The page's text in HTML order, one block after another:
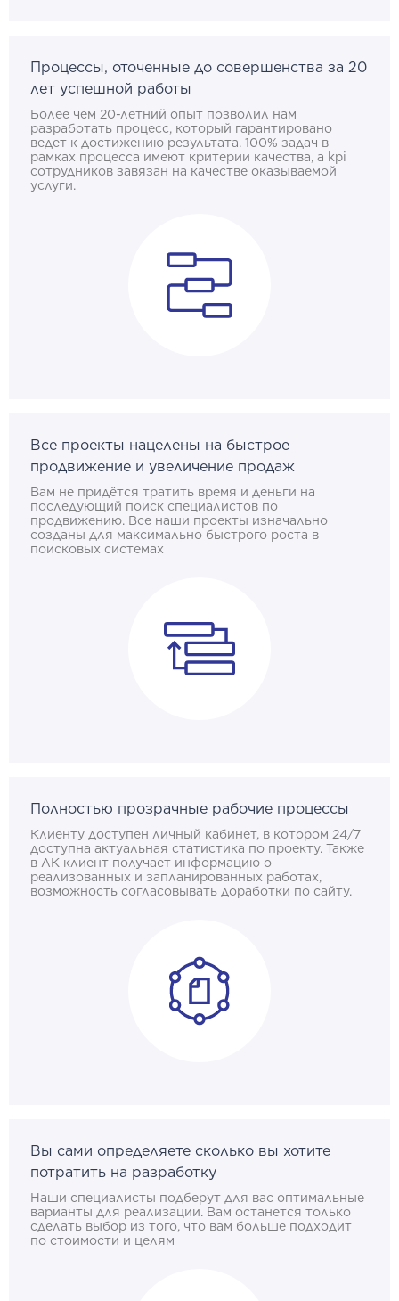
Процессы, оточенные до совершенства за 20
лет успешной работы
Более чем 20-летний опыт позволил нам
разработать процесс, который гарантировано
ведет к достижению результата. 100% задач в
рамках процесса имеют критерии качества, а kpi
сотрудников завязан на качестве оказываемой
услуги.
Все проекты нацелены на быстрое
продвижение и увеличение продаж
Вам не придётся тратить время и деньги на
последующий поиск специалистов по
продвижению. Все наши проекты изначально
созданы для максимально быстрого роста в
поисковых системах
Полностью прозрачные рабочие процессы
Клиенту доступен личный кабинет, в котором 24/7
доступна актуальная статистика по проекту. Также
в ЛК клиент получает информацию о
реализованных и запланированных работах,
возможность согласовывать доработки по сайту.
Вы сами определяете сколько вы хотите
потратить на разработку
Наши специалисты подберут для вас оптимальные
варианты для реализации. Вам останется только
сделать выбор из того, что вам больше подходит
по стоимости и целям